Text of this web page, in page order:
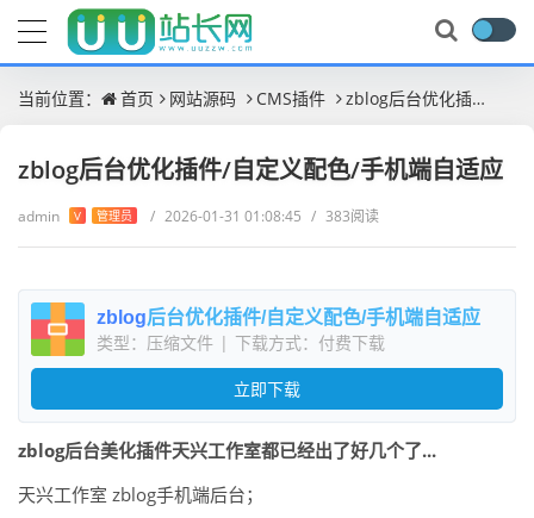
当前位置： 首页 网站源码 CMS插件 zblog后台优化插件/自定义配色/手机端自适应
zblog后台优化插件/自定义配色/手机端自适应
admin V 管理员 / 2026-01-31 01:08:45 / 383阅读
zblog后台优化插件/自定义配色/手机端自适应
类型：压缩文件 | 下载方式：付费下载
立即下载
zblog后台美化插件天兴工作室都已经出了好几个了...
天兴工作室 zblog手机端后台；